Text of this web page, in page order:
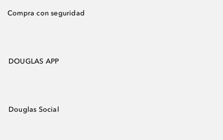
Compra con seguridad
DOUGLAS APP
Douglas Social